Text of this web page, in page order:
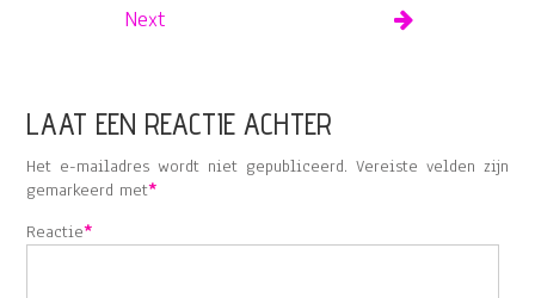
Next
LAAT EEN REACTIE ACHTER
Het e-mailadres wordt niet gepubliceerd. Vereiste velden zijn
gemarkeerd met*
Reactie*